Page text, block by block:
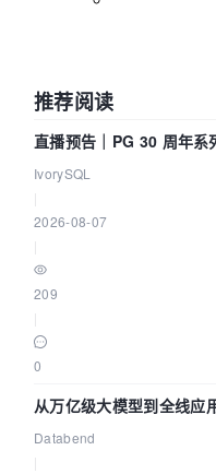
推荐阅读
直播预告｜PG 30 周年系
核——我们改得动吗？我们
IvorySQL
2026-08-07
209
0
从万亿级大模型到全线
企业构建全链路 Trace 数
Databend